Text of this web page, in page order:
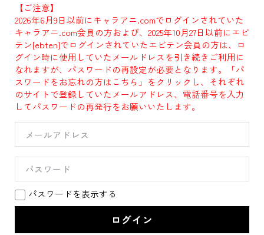
【ご注意】
2026年6月9日以前にキャラアニ.comでログインされていた
キャラアニ.com会員の方および、2025年10月27日以前にエビ
テン[ebten]でログインされていたエビテン会員の方は、ロ
グイン時に使用していたメールドレスを引き続きご利用に
なれますが、パスワードの再設定が必要となります。「パ
スワードをお忘れの方はこちら」をクリックし、それぞれ
のサイトで登録していたメールアドレス、電話番号を入力
してパスワードの再発行をお願いいたします。
パスワードを表示する